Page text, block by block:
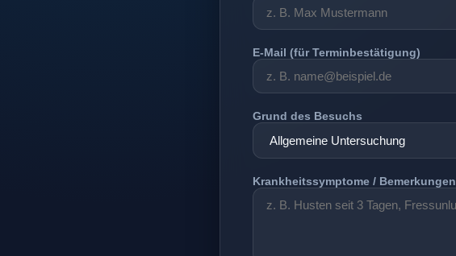
E-Mail (für Terminbestätigung)
Grund des Besuchs
Krankheitssymptome / Bemerkungen